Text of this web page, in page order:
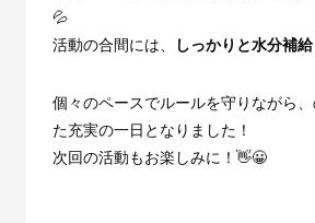
💦
活動の合間には、
しっかりと水分補給
個々のペースでルールを守りながら
た充実の一日となりました！
次回の活動もお楽しみに！👋😀